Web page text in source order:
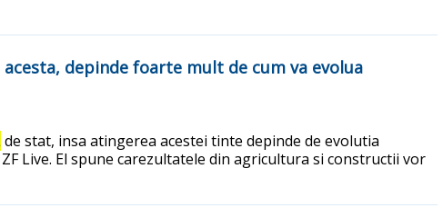
depinde foarte mult de cum va evolua
de stat, insa atingerea acestei tinte depinde de evolutia
Live. El spune carezultatele din agricultura si constructii vor